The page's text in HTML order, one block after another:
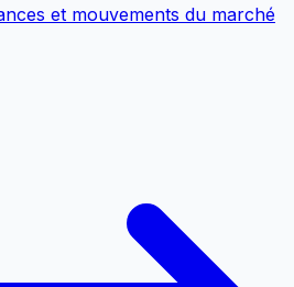
et mouvements du marché